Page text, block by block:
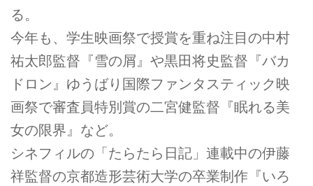
る。
今年も、学生映画祭で授賞を重ね注目の中村
祐太郎監督『雪の屑』や黒田将史監督『バカ
ドロン』ゆうばり国際ファンタスティック映
画祭で審査員特別賞の二宮健監督『眠れる美
女の限界』など。
シネフィルの「たらたら日記」連載中の伊藤
祥監督の京都造形芸術大学の卒業制作『いろ